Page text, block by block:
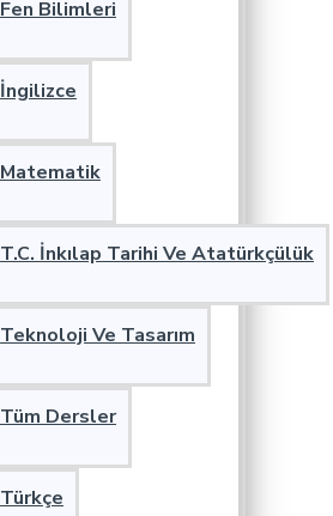
Fen Bilimleri
İngilizce
Matematik
T.C. İnkılap Tarihi Ve Atatürkçülük
Teknoloji Ve Tasarım
Tüm Dersler
Türkçe